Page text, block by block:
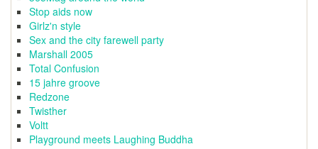
Stop aids now
Girlz'n style
Sex and the city farewell party
Marshall 2005
Total Confusion
15 jahre groove
Redzone
Twisther
Voltt
Playground meets Laughing Buddha